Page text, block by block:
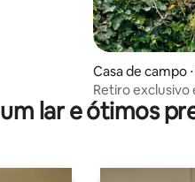
Casa de campo
Retiro exclusivo
lar e ótimos